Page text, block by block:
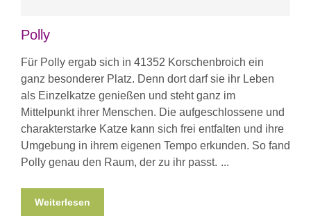
Polly
Für Polly ergab sich in 41352 Korschenbroich ein
ganz besonderer Platz. Denn dort darf sie ihr Leben
als Einzelkatze genießen und steht ganz im
Mittelpunkt ihrer Menschen. Die aufgeschlossene und
charakterstarke Katze kann sich frei entfalten und ihre
Umgebung in ihrem eigenen Tempo erkunden. So fand
Polly genau den Raum, der zu ihr passt.
Weiterlesen